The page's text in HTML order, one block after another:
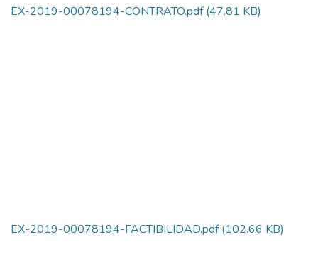
EX-2019-00078194-CONTRATO.pdf(47.81 KB)
EX-2019-00078194-FACTIBILIDAD.pdf(102.66 KB)